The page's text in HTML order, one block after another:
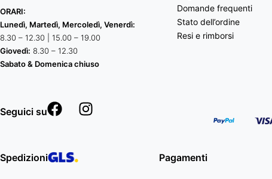
ORARI:
Lunedì, Martedì, Mercoledì, Venerdì:
8.30 – 12.30 | 15.00 – 19.00
Giovedì: 8.30 – 12.30
Sabato & Domenica chiuso
Seguici su
Domande frequenti
Stato dell’ordine
Resi e rimborsi
Spedizioni Pagamenti